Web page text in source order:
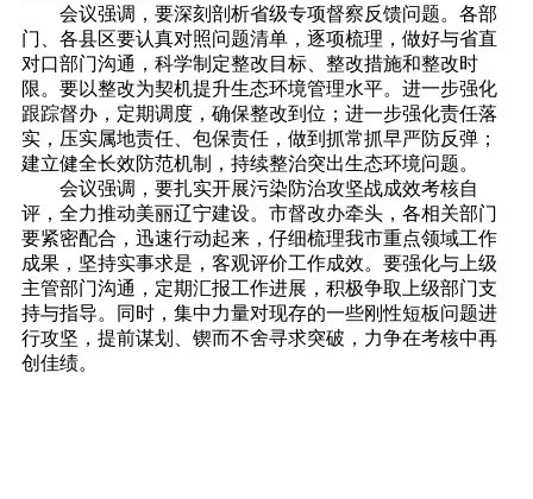
会议强调，要深刻剖析省级专项督察反馈问题。各部
门、各县区要认真对照问题清单，逐项梳理，做好与省直
对口部门沟通，科学制定整改目标、整改措施和整改时
限。要以整改为契机提升生态环境管理水平。进一步强化
跟踪督办，定期调度，确保整改到位；进一步强化责任落
实，压实属地责任、包保责任，做到抓常抓早严防反弹；
建立健全长效防范机制，持续整治突出生态环境问题。
会议强调，要扎实开展污染防治攻坚战成效考核自
评，全力推动美丽辽宁建设。市督改办牵头，各相关部门
要紧密配合，迅速行动起来，仔细梳理我市重点领域工作
成果，坚持实事求是，客观评价工作成效。要强化与上级
主管部门沟通，定期汇报工作进展，积极争取上级部门支
持与指导。同时，集中力量对现存的一些刚性短板问题进
行攻坚，提前谋划、锲而不舍寻求突破，力争在考核中再
创佳绩。